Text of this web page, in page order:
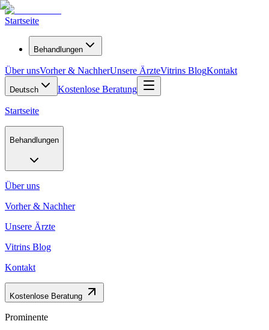
Startseite
Behandlungen
Über unsVorher & NachherUnsere ÄrzteVitrins BlogKontakt
Deutsch Kostenlose Beratung
Startseite
Behandlungen
Über uns
Vorher & Nachher
Unsere Ärzte
Vitrins Blog
Kontakt
Kostenlose Beratung
Prominente